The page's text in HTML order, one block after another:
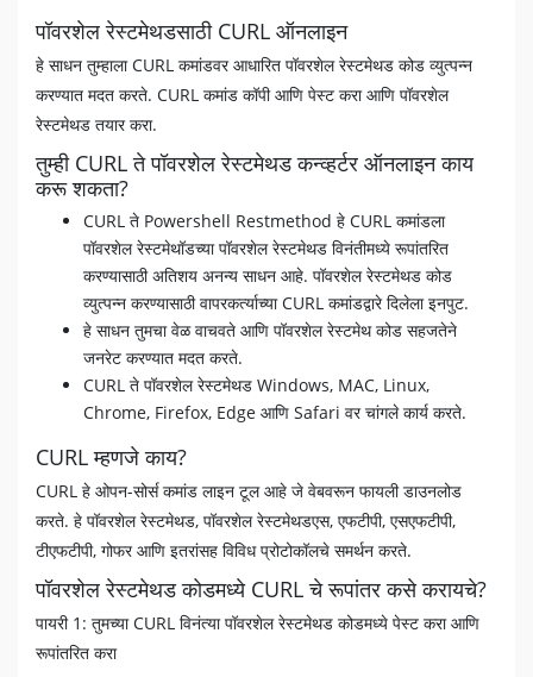
पॉवरशेल रेस्टमेथडसाठी CURL ऑनलाइन
हे साधन तुम्हाला CURL कमांडवर आधारित पॉवरशेल रेस्टमेथड कोड व्युत्पन्न
करण्यात मदत करते. CURL कमांड कॉपी आणि पेस्ट करा आणि पॉवरशेल
रेस्टमेथड तयार करा.
तुम्ही CURL ते पॉवरशेल रेस्टमेथड कन्व्हर्टर ऑनलाइन काय
करू शकता?
CURL ते Powershell Restmethod हे CURL कमांडला
पॉवरशेल रेस्टमेथॉडच्या पॉवरशेल रेस्टमेथड विनंतीमध्ये रूपांतरित
करण्यासाठी अतिशय अनन्य साधन आहे. पॉवरशेल रेस्टमेथड कोड
व्युत्पन्न करण्यासाठी वापरकर्त्याच्या CURL कमांडद्वारे दिलेला इनपुट.
हे साधन तुमचा वेळ वाचवते आणि पॉवरशेल रेस्टमेथ कोड सहजतेने
जनरेट करण्यात मदत करते.
CURL ते पॉवरशेल रेस्टमेथड Windows, MAC, Linux,
Chrome, Firefox, Edge आणि Safari वर चांगले कार्य करते.
CURL म्हणजे काय?
CURL हे ओपन-सोर्स कमांड लाइन टूल आहे जे वेबवरून फायली डाउनलोड
करते. हे पॉवरशेल रेस्टमेथड, पॉवरशेल रेस्टमेथडएस, एफटीपी, एसएफटीपी,
टीएफटीपी, गोफर आणि इतरांसह विविध प्रोटोकॉलचे समर्थन करते.
पॉवरशेल रेस्टमेथड कोडमध्ये CURL चे रूपांतर कसे करायचे?
पायरी 1: तुमच्या CURL विनंत्या पॉवरशेल रेस्टमेथड कोडमध्ये पेस्ट करा आणि
रूपांतरित करा